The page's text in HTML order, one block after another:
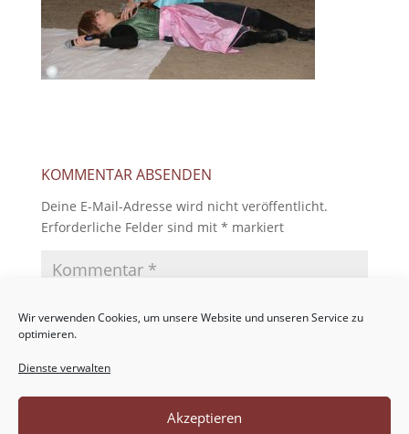
Wir verwenden Cookies, um unsere Website und unseren Service zu
optimieren.
Dienste verwalten
Akzeptieren
KOMMENTAR ABSENDEN
Deine E-Mail-Adresse wird nicht veröffentlicht.
Erforderliche Felder sind mit * markiert